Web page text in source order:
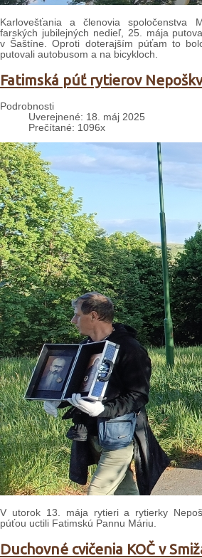
Karlovešťania a členovia spoločenstva
farských jubilejných nedieľ, 25. mája
v Šaštíne. Oproti doterajším púťam to
putovali autobusom a na bicykloch.
Fatimská púť rytierov
Podrobnosti
Uverejnené: 18. máj 2025
Prečítané: 1096x
V utorok 13. mája rytieri a rytierky
púťou uctili Fatimskú Pannu Máriu.
Duchovné cvičenia KOČ v